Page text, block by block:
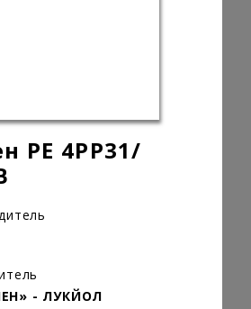
PE 4РР31/
- ЛУКЙОЛ